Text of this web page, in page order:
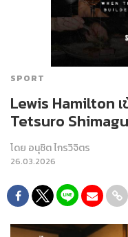
SPORT
Lewis Hamilton
Tetsuro
โดย อนุชิต ไกรวิจิตร
26.03.2026